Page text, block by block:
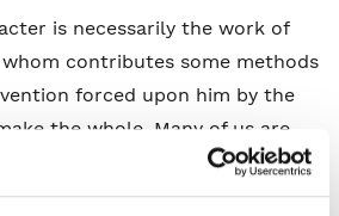
is necessarily the work of
whom contributes some methods
forced upon him by the
the whole. Many of us are
where intricate parts of the
out to specialists in those lines.